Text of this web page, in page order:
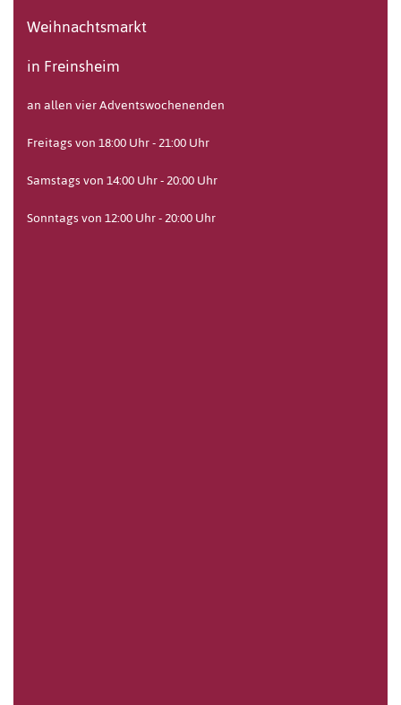
Weihnachtsmarkt
in Freinsheim
an allen vier Adventswochenenden
Freitags von 18:00 Uhr - 21:00 Uhr
Samstags von 14:00 Uhr - 20:00 Uhr
Sonntags von 12:00 Uhr - 20:00 Uhr